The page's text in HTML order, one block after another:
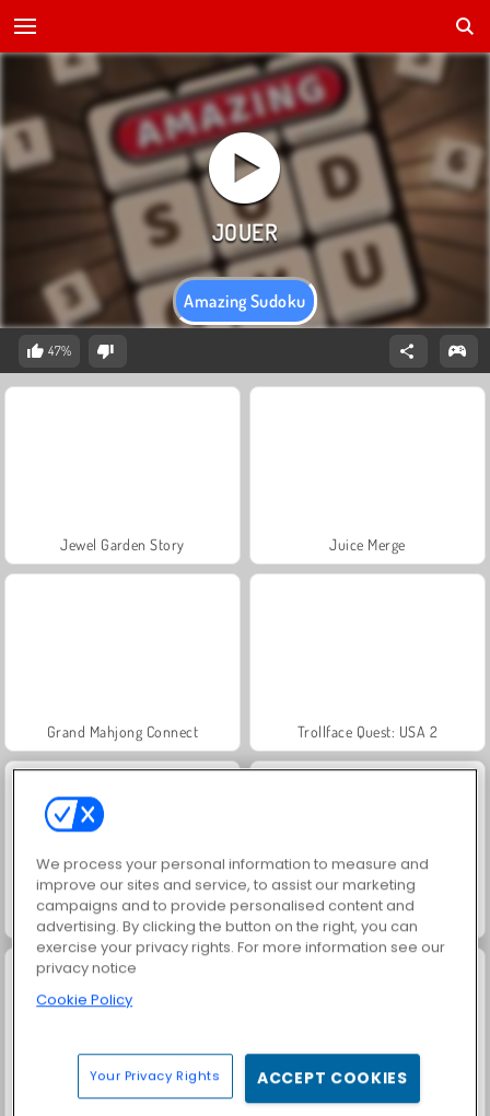
Amazing Sudoku
47%
Jewel Garden Story Juice Merge
Grand Mahjong Connect Trollface Quest: USA 2
Masha and the Bear: Meadows Scala 40
Solitaire Social
We process your personal information to measure and
improve our sites and service, to assist our marketing
campaigns and to provide personalised content and
advertising. By clicking the button on the right, you can
exercise your privacy rights. For more information see our
privacy notice
Cookie Policy
Your Privacy Rights ACCEPT COOKIES